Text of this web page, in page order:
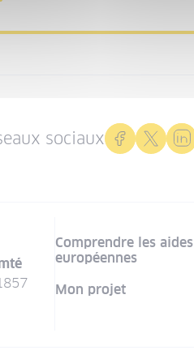
sociaux
Comprendre les aides
européennes
Mon projet